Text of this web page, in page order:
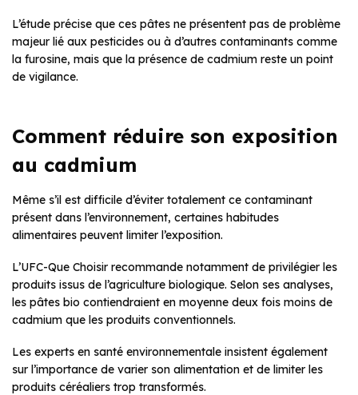
L’étude précise que ces pâtes ne présentent pas de problème
majeur lié aux pesticides ou à d’autres contaminants comme
la furosine, mais que la présence de cadmium reste un point
de vigilance.
Comment réduire son exposition
au cadmium
Même s’il est difficile d’éviter totalement ce contaminant
présent dans l’environnement, certaines habitudes
alimentaires peuvent limiter l’exposition.
L’UFC-Que Choisir recommande notamment de privilégier les
produits issus de l’agriculture biologique. Selon ses analyses,
les pâtes bio contiendraient en moyenne deux fois moins de
cadmium que les produits conventionnels.
Les experts en santé environnementale insistent également
sur l’importance de varier son alimentation et de limiter les
produits céréaliers trop transformés.